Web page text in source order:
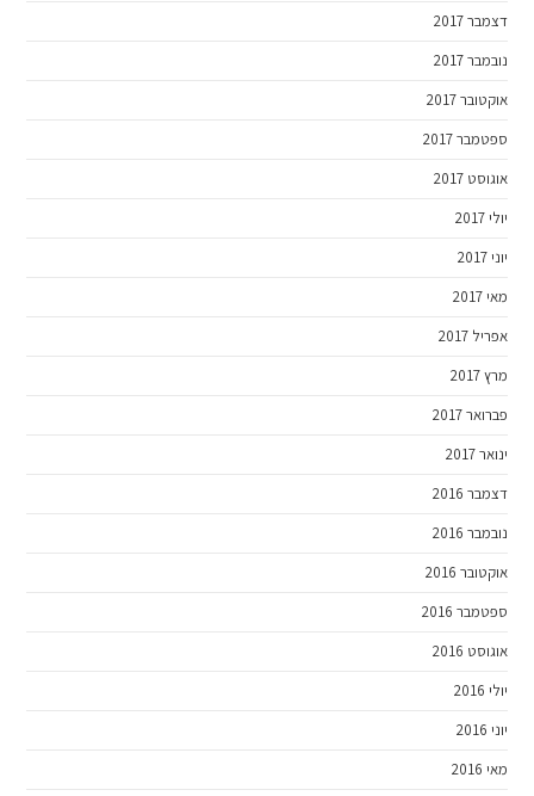
דצמבר 2017
נובמבר 2017
אוקטובר 2017
ספטמבר 2017
אוגוסט 2017
יולי 2017
יוני 2017
מאי 2017
אפריל 2017
מרץ 2017
פברואר 2017
ינואר 2017
דצמבר 2016
נובמבר 2016
אוקטובר 2016
ספטמבר 2016
אוגוסט 2016
יולי 2016
יוני 2016
מאי 2016